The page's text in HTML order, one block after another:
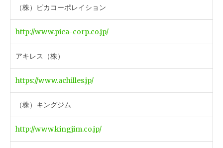
（株）ピカコーポレイション
http://www.pica-corp.co.jp/
アキレス（株）
https://www.achilles.jp/
（株）キングジム
http://www.kingjim.co.jp/